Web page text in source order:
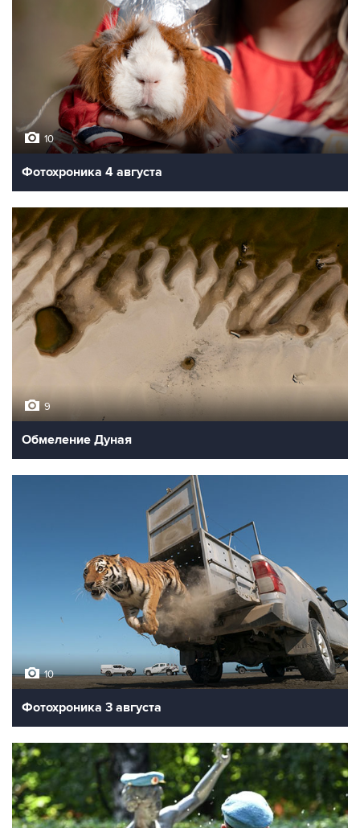
10
Фотохроника 4 августа
9
Обмеление Дуная
10
Фотохроника 3 августа